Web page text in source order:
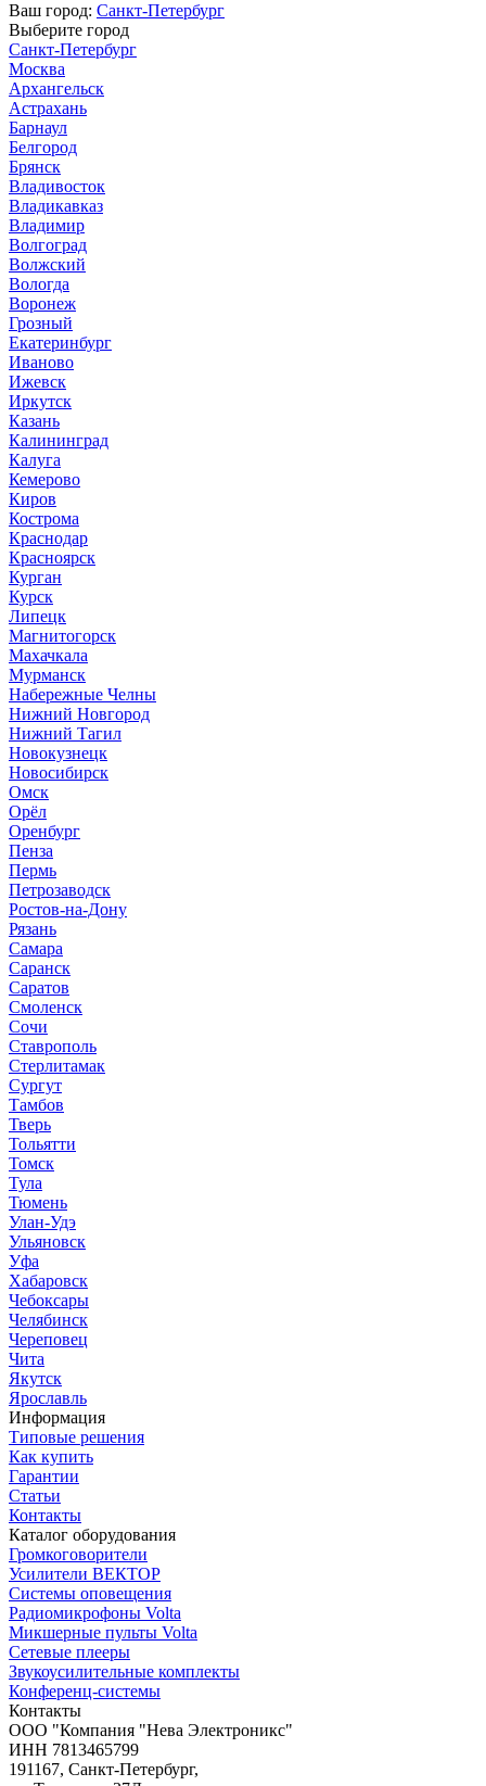
Ваш город: Санкт-Петербург
Выберите город
Санкт-Петербург
Москва
Архангельск
Астрахань
Барнаул
Белгород
Брянск
Владивосток
Владикавказ
Владимир
Волгоград
Волжский
Вологда
Воронеж
Грозный
Екатеринбург
Иваново
Ижевск
Иркутск
Казань
Калининград
Калуга
Кемерово
Киров
Кострома
Краснодар
Красноярск
Курган
Курск
Липецк
Магнитогорск
Махачкала
Мурманск
Набережные Челны
Нижний Новгород
Нижний Тагил
Новокузнецк
Новосибирск
Омск
Орёл
Оренбург
Пенза
Пермь
Петрозаводск
Ростов-на-Дону
Рязань
Самара
Саранск
Саратов
Смоленск
Сочи
Ставрополь
Стерлитамак
Сургут
Тамбов
Тверь
Тольятти
Томск
Тула
Тюмень
Улан-Удэ
Ульяновск
Уфа
Хабаровск
Чебоксары
Челябинск
Череповец
Чита
Якутск
Ярославль
Информация
Типовые решения
Как купить
Гарантии
Статьи
Контакты
Каталог оборудования
Громкоговорители
Усилители ВЕКТОР
Системы оповещения
Радиомикрофоны Volta
Микшерные пульты Volta
Сетевые плееры
Звукоусилительные комплекты
Конференц-системы
Контакты
OOO "Компания "Нева Электроникс"
ИНН 7813465799
191167, Санкт-Петербург,